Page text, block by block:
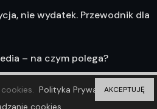
nie wydatek. Przewodnik dla
– na czym polega?
Polityka Prywatności
cookies
AKCEPTUJĘ